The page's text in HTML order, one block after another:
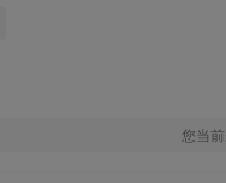
您当